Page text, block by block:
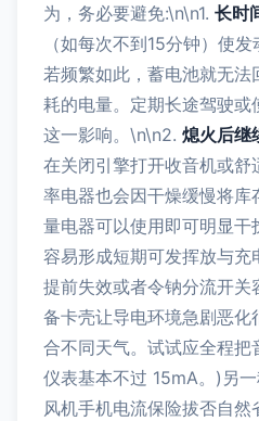
为，务必要避免:\n\n1. 长时
（如每次不到15分钟）使
若频繁如此，蓄电池就无法
耗的电量。定期长途驾驶或
这一影响。\n\n2. 熄火后继
在关闭引擎打开收音机或舒
率电器也会因干燥缓慢将
量电器可以使用即可明显干
容易形成短期可发挥放与充
提前失效或者令钠分流开关
备卡壳让导电环境急剧恶
合不同天气。试试应全程
仪表基本不过 15mA。)另
风机手机电流保险拔否自